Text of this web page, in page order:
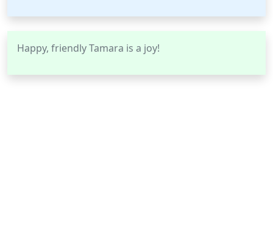
Happy, friendly Tamara is a joy!